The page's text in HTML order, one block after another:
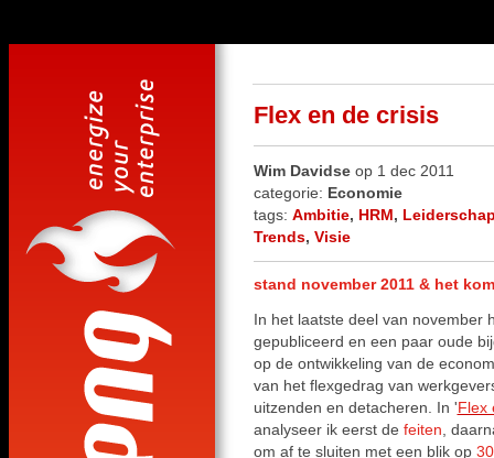
Flex en de crisis
Wim Davidseop 1 dec 2011
categorie: Economie
tags: Ambitie, HRM,
Trends, Visie
stand november 2011 & het
In het laatste deel van november
gepubliceerd en een paar oude
op de ontwikkeling van de
van het flexgedrag van
uitzenden en detacheren. In 'Flex
analyseer ik eerst de feiten ,
om af te sluiten met een blik op